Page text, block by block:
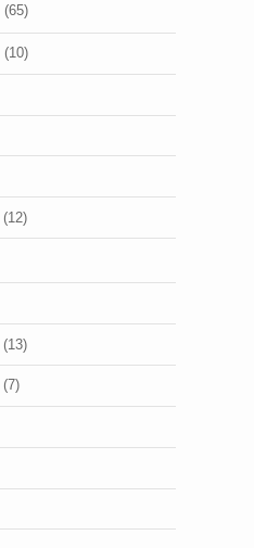
(65)
(10)
(12)
(13)
(7)